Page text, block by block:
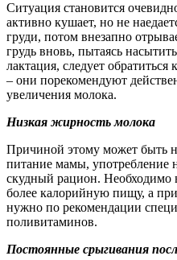
Ситуация становится
активно кушает, но не
груди, потом внезапно
грудь вновь, пытаясь
лактация, следует
– они порекомендуют
увеличения молока.
Низкая жирность молока
Причиной этому может быть
питание мамы, употребление
скудный рацион.
более калорийную пищу, а
нужно по рекомендации
поливитаминов.
Постоянные срыгивания